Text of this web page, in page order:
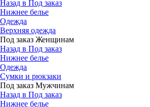
Назад в Под заказ
Нижнее белье
Одежда
Верхняя одежда
Под заказ Женщинам
Назад в Под заказ
Нижнее белье
Одежда
Сумки и рюкзаки
Под заказ Мужчинам
Назад в Под заказ
Нижнее белье